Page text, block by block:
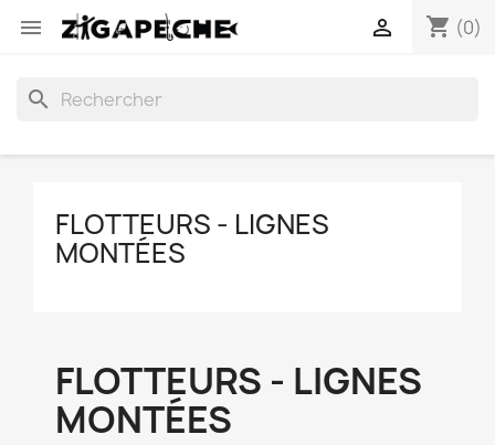
 shopping_cart (0)

search
FLOTTEURS - LIGNES
MONTÉES
FLOTTEURS - LIGNES
MONTÉES